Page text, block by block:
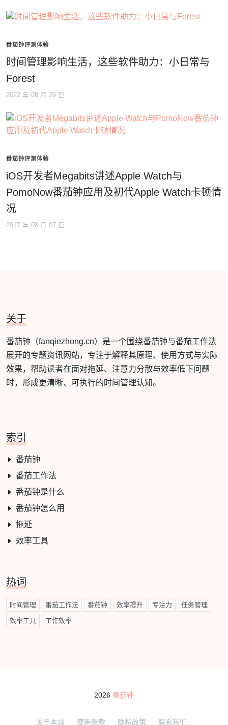
番茄钟评测体验
时间管理影响生活，这些软件助力：小日常与
Forest
2022 年 08 月 26 日
番茄钟评测体验
iOS开发者Megabits讲述Apple Watch与
PomoNow番茄钟应用及初代Apple Watch卡顿情
况
2017 年 08 月 07 日
关于
番茄钟（fanqiezhong.cn）是一个围绕番茄钟与番茄工作法
展开的专题资讯网站，专注于解释其原理、使用方式与实际
效果，帮助读者在面对拖延、注意力分散与效率低下问题
时，形成更清晰、可执行的时间管理认知。
索引
番茄钟
番茄工作法
番茄钟是什么
番茄钟怎么用
拖延
效率工具
热词
时间管理 番茄工作法 番茄钟 效率提升 专注力 任务管理
效率工具 工作效率
2026 番茄钟
关于本站 使用条款 隐私政策 联系我们